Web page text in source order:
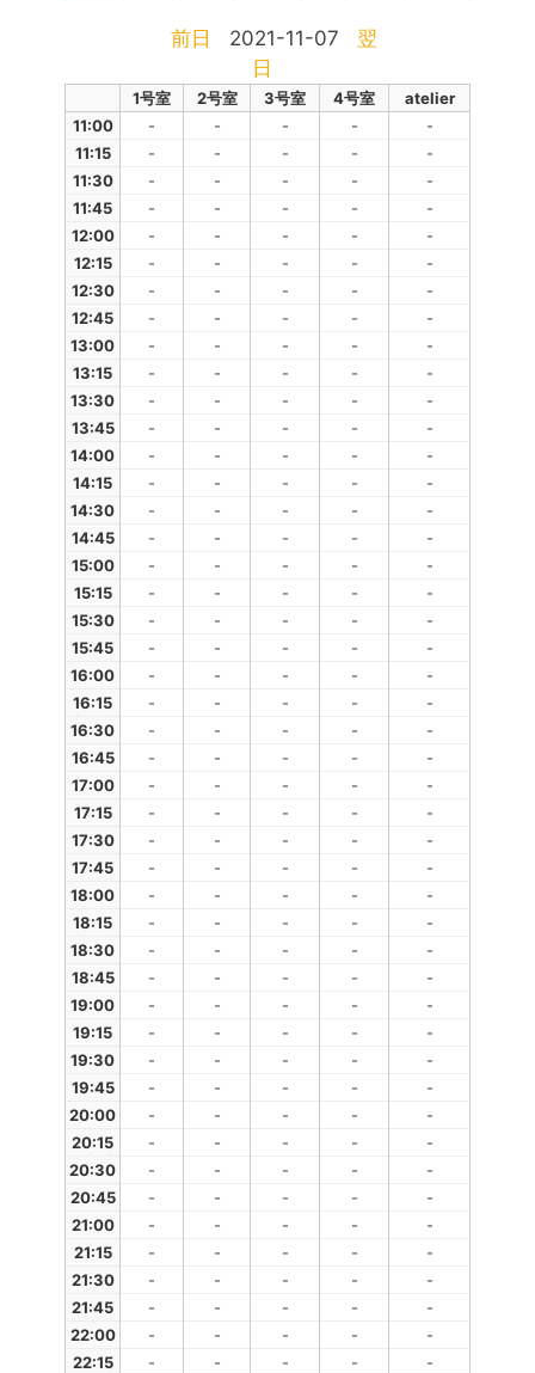
前日 2021-11-07
翌
日
1号室 2号室 3号室 4号室
atelier
11:00
- - - -
-
11:15
- - - -
-
11:30
- - - -
-
11:45
- - - -
-
12:00
- - - -
-
12:15
- - - -
-
12:30
- - - -
-
12:45
- - - -
-
13:00
- - - -
-
13:15
- - - -
-
13:30
- - - -
-
13:45
- - - -
-
14:00
- - - -
-
14:15
- - - -
-
14:30
- - - -
-
14:45
- - - -
-
15:00
- - - -
-
15:15
- - - -
-
15:30
- - - -
-
15:45
- - - -
-
16:00
- - - -
-
16:15
- - - -
-
16:30
- - - -
-
16:45
- - - -
-
17:00
- - - -
-
17:15
- - - -
-
17:30
- - - -
-
17:45
- - - -
-
18:00
- - - -
-
18:15
- - - -
-
18:30
- - - -
-
18:45
- - - -
-
19:00
- - - -
-
19:15
- - - -
-
19:30
- - - -
-
19:45
- - - -
-
20:00
- - - -
-
20:15
- - - -
-
20:30
- - - -
-
20:45
- - - -
-
21:00
- - - -
-
21:15
- - - -
-
21:30
- - - -
-
21:45
- - - -
-
22:00
- - - -
-
22:15
- - - -
-